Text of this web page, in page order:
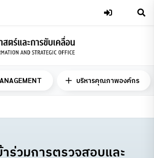
บริหารคุณภาพองค์กร
าร่วมการตรวจสอบและ